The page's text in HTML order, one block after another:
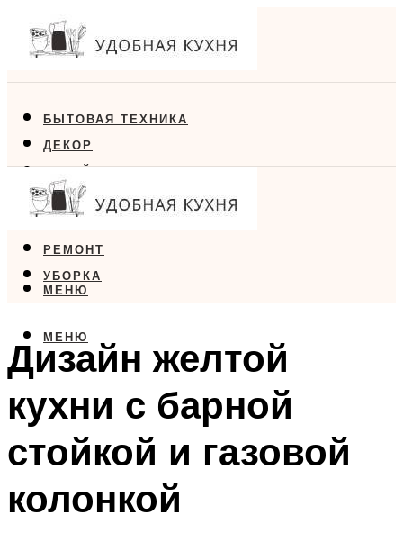
БЫТОВАЯ ТЕХНИКА
ДЕКОР
ДИЗАЙН
ЕДА
РЕМОНТ
УБОРКА
МЕНЮ
МЕНЮ
Дизайн желтой
кухни с барной
стойкой и газовой
колонкой